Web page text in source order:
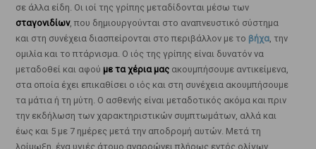
σε άλλα είδη. Οι ιοί της γρίπης μεταδίδονται μέσω των
σταγονιδίων, που δημιουργούνται στο αναπνευστικό σύστημα
και στη συνέχεια διασπείρονται στο περιβάλλον με το βήχα, την
ομιλία και το πτάρνισμα. Ο ιός της γρίπης είναι δυνατόν να
μεταδοθεί και αφού με τα χέρια μαςακουμπήσουμε αντικείμενα,
στα οποία έχει επικαθίσει ο ιός και στη συνέχεια ακουμπήσουμε
τα μάτια ή τη μύτη. Ο ασθενής είναι μεταδοτικός ακόμα και πριν
την εκδήλωση των χαρακτηριστικών συμπτωμάτων, αλλά και
έως και 5 με 7 ημέρες μετά την αποδρομή αυτών. Μετά τη
λοίμωξη, ένα υγιές άτομο αναρρώνει πλήρως εντός ολίγων